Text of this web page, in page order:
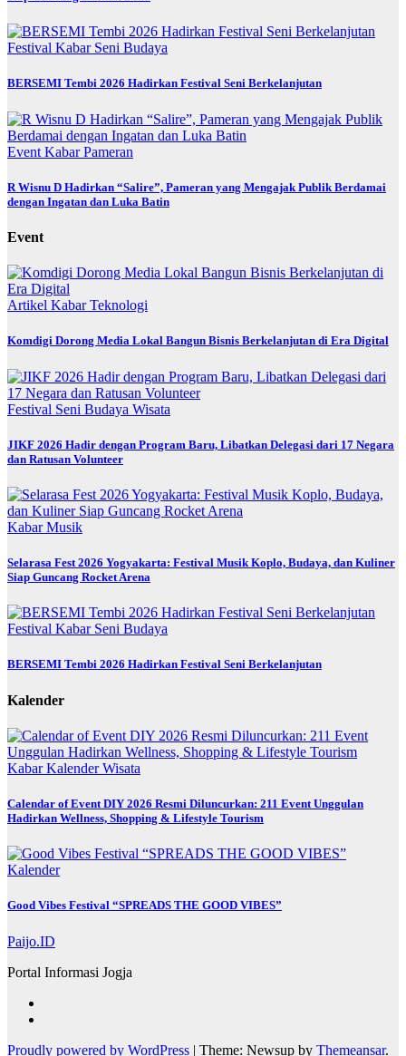
Festival Kabar Seni Budaya
BERSEMI Tembi 2026 Hadirkan Festival Seni Berkelanjutan
Event KabarPameran
R Wisnu D Hadirkan “Salire”, Pameran yang Mengajak Publik Berdamai
dengan Ingatan dan Luka Batin
Event
Artikel KabarTeknologi
Komdigi Dorong Media Lokal Bangun Bisnis Berkelanjutan di Era Digital
Festival Seni Budaya Wisata
JIKF 2026 Hadir dengan Program Baru, Libatkan Delegasi dari 17 Negara
dan Ratusan Volunteer
KabarMusik
Selarasa Fest 2026 Yogyakarta: Festival Musik Koplo, Budaya, dan Kuliner
Siap Guncang Rocket Arena
Festival Kabar Seni Budaya
BERSEMI Tembi 2026 Hadirkan Festival Seni Berkelanjutan
Kalender
KabarKalenderWisata
Calendar of Event DIY 2026 Resmi Diluncurkan: 211 Event Unggulan
Hadirkan Wellness, Shopping & Lifestyle Tourism
Kalender
Good Vibes Festival “SPREADS THE GOOD VIBES”
Paijo.ID
Portal Informasi Jogja
Proudly powered by WordPress | Theme: Newsup by Themeansar.